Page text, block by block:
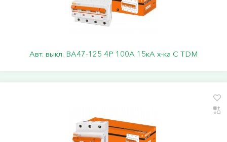
Авт. выкл. ВА47-125 4Р 100А 15кА х-ка С TDM